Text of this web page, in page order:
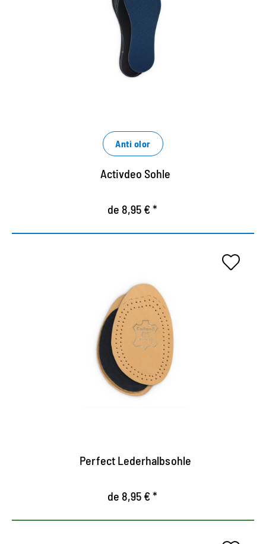
El carbón activado procesado absorbe los olores
La parte inferior de la espuma de látex amortigua
Anti olor
Activdeo Sohle
de 8,95 € *
Cómoda suela de cuero.
Amortigua el antepié.
Aumenta la comodidad claramente
Hecho de cuero curtido.
Perfect Lederhalbsohle
de 8,95 € *